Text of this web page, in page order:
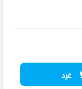
غرد